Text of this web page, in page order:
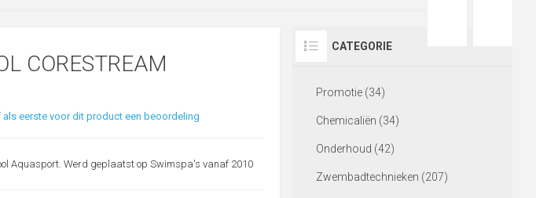
CORESTREAM
als eerste voor dit product een beoordeling
Aquasport. Werd geplaatst op Swimspa's vanaf 2010
CATEGORIE
Promotie (34)
Chemicaliën (34)
Onderhoud (42)
Zwembadtechnieken (207)